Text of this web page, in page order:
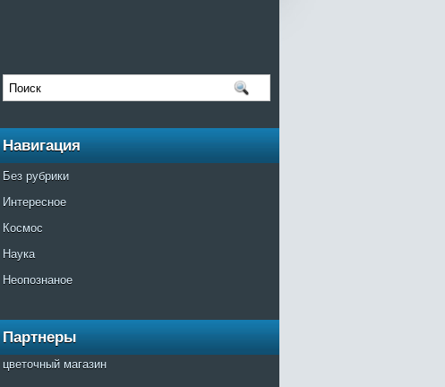
Навигация
Без рубрики
Интересное
Космос
Наука
Неопознаное
Партнеры
цветочный магазин